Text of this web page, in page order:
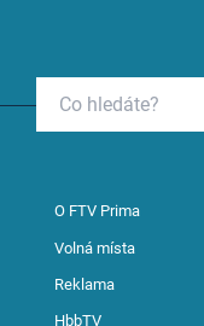
O FTV Prima
Volná místa
Reklama
HbbTV